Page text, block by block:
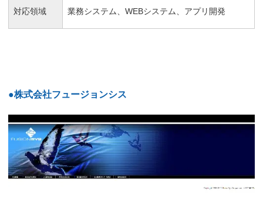
対応領域 業務システム、WEBシステム、アプリ開発
●株式会社フュージョンシス